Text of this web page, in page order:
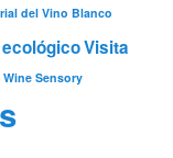
del Vino Blanco
Visita
Wine Sensory